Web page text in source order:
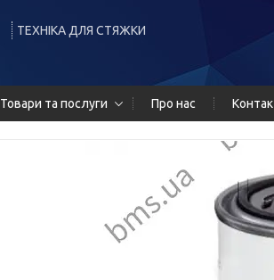
ТЕХНІКА ДЛЯ СТЯЖКИ
Товари та послуги Про нас